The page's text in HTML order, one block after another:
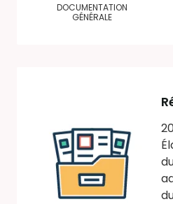
DOCUMENTATION
GÉNÉRALE